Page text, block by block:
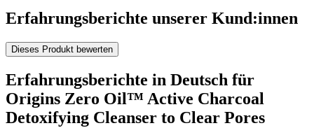
Erfahrungsberichte unserer Kund:innen
Dieses Produkt bewerten
Erfahrungsberichte in Deutsch für
Origins Zero Oil™ Active Charcoal
Detoxifying Cleanser to Clear Pores